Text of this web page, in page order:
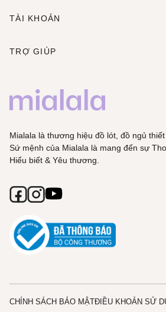
TÀI KHOẢN
TRỢ GIÚP
Mialala là thương hiệu đồ lót, đồ ngủ thiết
Sứ mệnh của Mialala là mang đến sự
Hiểu biết & Yêu thương.
CHÍNH SÁCH BẢO MẬTĐIỀU KHOẢN SỬ